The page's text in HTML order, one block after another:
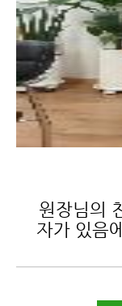
원장님의
자가 있음